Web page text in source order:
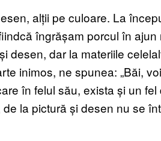
alții pe culoare. La
îngrășam porcul în
desen, dar la materiile
inimos, ne spunea: „Băi,
în felul său, exista și un
la pictură și desen nu se